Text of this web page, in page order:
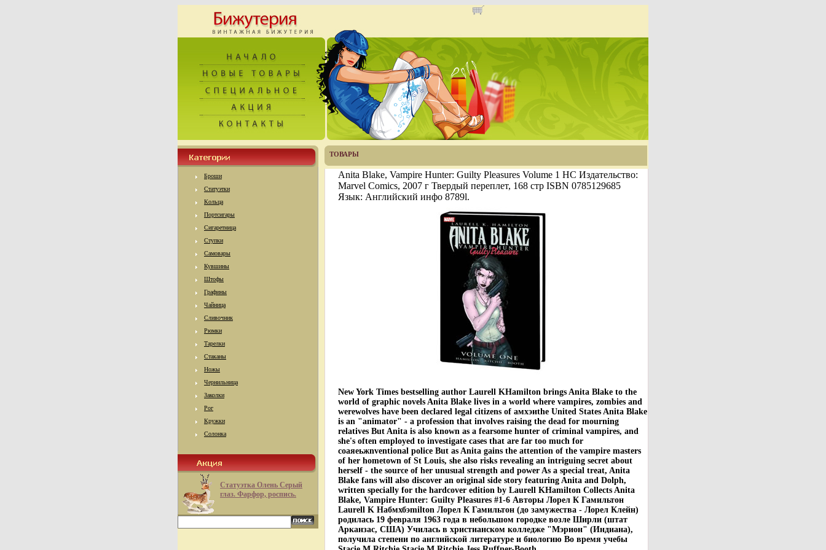
Броши
Статуэтки
Кольца
Портсигары
Сигаретница
Ступки
Самовары
Кувшины
Штофы
Графины
Чайница
Сливочник
Рюмки
Тарелки
Стаканы
Ножы
Чернильница
Заколки
Рог
Кружки
Солонка
Статуэтка Олень Серый
глаз. Фарфор, роспись.
ТОВАРЫ
Anita Blake, Vampire Hunter: Guilty Pleasures Volume 1 HC Издательство:
Marvel Comics, 2007 г Твердый переплет, 168 стр ISBN 0785129685
Язык: Английский инфо 8789l.
New York Times bestselling author Laurell KHamilton brings Anita Blake to the
world of graphic novels Anita Blake lives in a world where vampires, zombies and
werewolves have been declared legal citizens of амхэиthe United States Anita Blake
is an "animator" - a profession that involves raising the dead for mourning
relatives But Anita is also known as a fearsome hunter of criminal vampires, and
she's often employed to investigate cases that are far too much for
coаяеьжnventional police But as Anita gains the attention of the vampire masters
of her hometown of St Louis, she also risks revealing an intriguing secret about
herself - the source of her unusual strength and power As a special treat, Anita
Blake fans will also discover an original side story featuring Anita and Dolph,
written specially for the hardcover edition by Laurell KHamilton Collects Anita
Blake, Vampire Hunter: Guilty Pleasures #1-6 Авторы Лорел К Гамильтон
Laurell K Haбмхбэmilton Лорел К Гамильтон (до замужества - Лорел Клейн)
родилась 19 февраля 1963 года в небольшом городке возле Ширли (штат
Арканзас, США) Училась в христианском колледже "Мэрион" (Индиана),
получила степени по английской литературе и биологию Во время учебы